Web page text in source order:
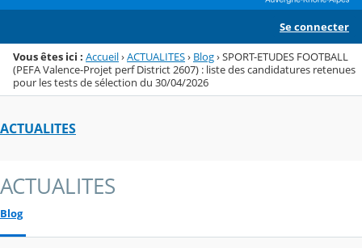
Se connecter
Vous êtes ici : Accueil›ACTUALITES› Blog›SPORT-ETUDES FOOTBALL
(PEFA Valence-Projet perf District 2607) : liste des candidatures retenues
pour les tests de sélection du 30/04/2026
ACTUALITES
ACTUALITES
Blog